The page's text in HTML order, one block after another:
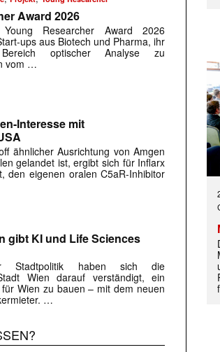
|transkript-Newsletter jede
Award 2026
Researcher Award 2026
ups aus Biotech und Pharma, ihr
optischer Analyse zu
vom …
Interesse mit
ähnlicher Ausrichtung von Amgen
gelandet ist, ergibt sich für Inflarx
den eigenen oralen C5aR-Inhibitor
gibt KI und Life Sciences
haben sich die
Wien darauf verständigt, ein
Wien zu bauen – mit dem neuen
…